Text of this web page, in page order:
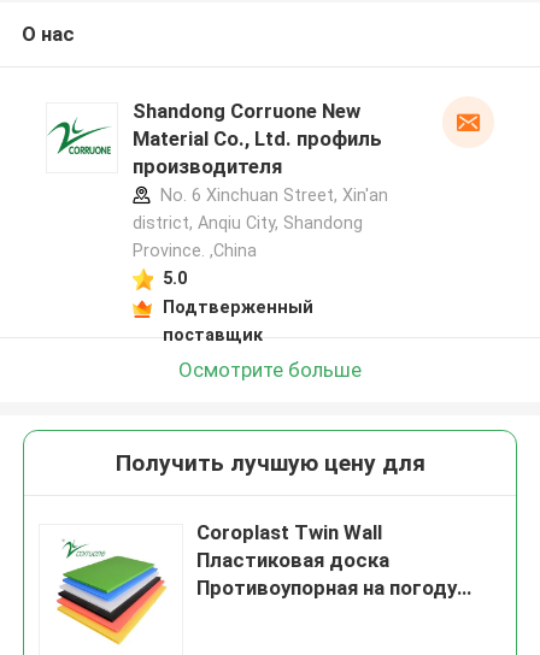
О нас
Shandong Corruone New
Material Co., Ltd. профиль
производителя
No. 6 Xinchuan Street, Xin'an
district, Anqiu City, Shandong
Province. ,China
5.0
Подтверженный
поставщик
Осмотрите больше
Получить лучшую цену для
Coroplast Twin Wall
Пластиковая доска
Противоупорная на погоду